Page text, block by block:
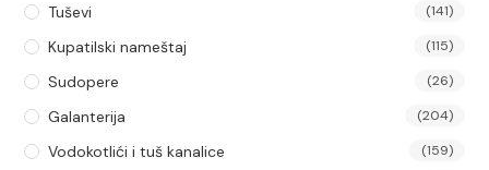
Tuševi (141)
Kupatilski nameštaj (115)
Sudopere (26)
Galanterija (204)
Vodokotlići i tuš kanalice (159)